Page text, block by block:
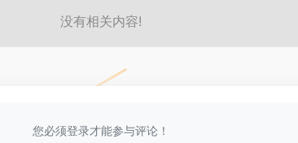
没有相关内容!
您必须登录才能参与评论！